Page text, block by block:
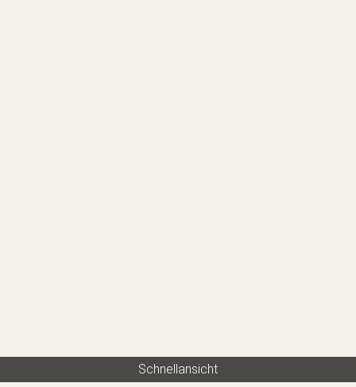
Schnellansicht